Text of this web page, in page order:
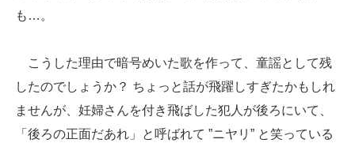
も…。
こうした理由で暗号めいた歌を作って、童謡として残
したのでしょうか？ ちょっと話が飛躍しすぎたかもしれ
ませんが、妊婦さんを付き飛ばした犯人が後ろにいて、
「後ろの正面だあれ」と呼ばれて ”ニヤリ” と笑っている